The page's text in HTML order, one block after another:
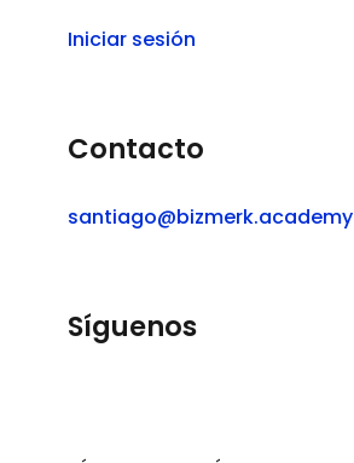
Iniciar sesión
Contacto
santiago@bizmerk.academy
Síguenos